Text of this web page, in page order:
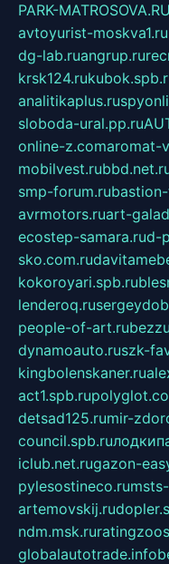
PARK-MATROSOVA.RU
avtoyurist-moskva1.ru
dg-lab.ruangrup.ru
krsk124.ru
analitikaplus.ru
sloboda-ural.pp.ru
online-z.comaromat-
mobilvest.ru
smp-forum.ru
avrmotors.ruart-
ecostep-samara.rud-
sko.com.ru
kokoroyari.spb.ru
lenderoq.ru
people-of-art.ru
dynamoauto.ruszk-
kingbolenskaner.ru
act1.spb.ru
detsad125.rumir-
council.spb.ru
iclub.net.rugazon-
pylesostineco.ru
artemovskij.ru
ndm.msk.ru
globalautotrade.info